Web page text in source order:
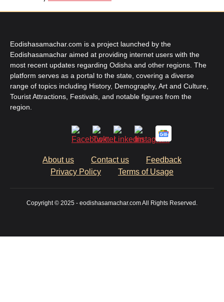
Eodishasamachar.com is a project launched by the
Eodishasamachar aimed at providing internet users with the
most recent updates regarding Odisha and other regions. The
platform serves as a portal to the state, covering a diverse
range of topics including History, Demography, Art and Culture,
Tourist Attractions, Festivals, and notable figures from the
region.
About us Contact us
Feedback
Privacy Policy
Terms of Usage
Copyright © 2025 - eodishasamachar.com All Rights Reserved.